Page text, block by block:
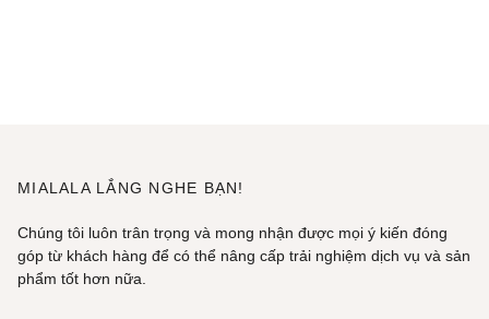
MIALALA LẮNG NGHE BẠN!
Chúng tôi luôn trân trọng và mong nhận được mọi ý kiến đóng
góp từ khách hàng để có thể nâng cấp trải nghiệm dịch vụ và sản
phẩm tốt hơn nữa.